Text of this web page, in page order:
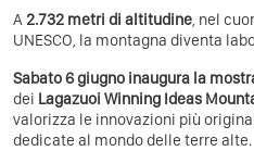
A 2.732 metri di altitudine , nel
UNESCO, la montagna diventa
Sabato 6 giugno inaugura la
dei Lagazuoi Winning Ideas
valorizza le innovazioni più
dedicate al mondo delle terre alte.